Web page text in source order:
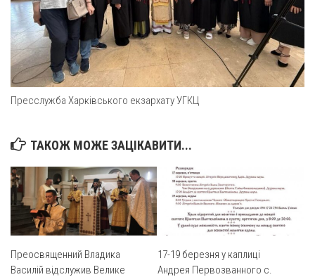
Катехитична комісія
Комісія у справах молоді
Комісія у справах родини
Комісія з питань душпастирства охорони здоров’я
Спільноти
Полтавщина
Сумщина
Оголошення
Трансляції
Пресслужба Харківського екзархату УГКЦ
ТАКОЖ МОЖЕ ЗАЦІКАВИТИ...
Преосвященний Владика
Василій відслужив Велике
17-19 березня у каплиці
Андрея Первозванного с.